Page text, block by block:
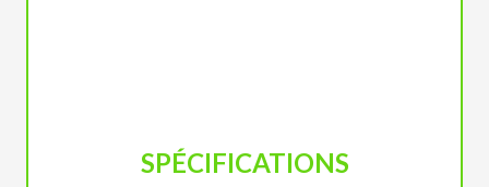
SPÉCIFICATIONS